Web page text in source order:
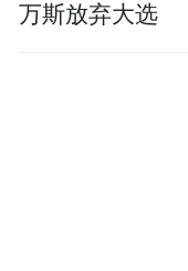
万斯放弃大选